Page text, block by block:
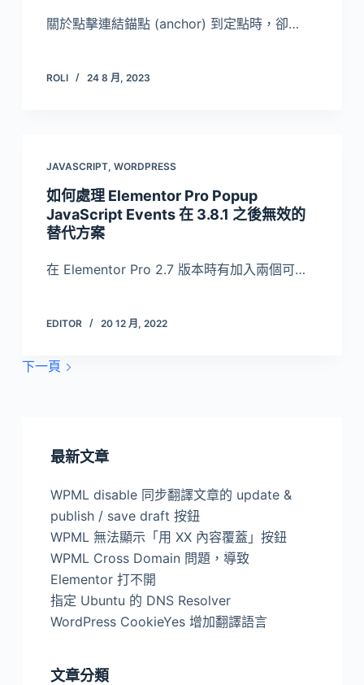
關於點擊連結錨點 (anchor) 到定點時，卻…
ROLI 24 8 月, 2023
JAVASCRIPT, WORDPRESS
如何處理 Elementor Pro Popup
JavaScript Events 在 3.8.1 之後無效的
替代方案
在 Elementor Pro 2.7 版本時有加入兩個可…
EDITOR 20 12 月, 2022
下一頁
最新文章
WPML disable 同步翻譯文章的 update &
publish / save draft 按鈕
WPML 無法顯示「用 XX 內容覆蓋」按鈕
WPML Cross Domain 問題，導致
Elementor 打不開
指定 Ubuntu 的 DNS Resolver
WordPress CookieYes 增加翻譯語言
文章分類